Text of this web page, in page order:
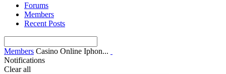
Forums
Members
Recent Posts
Members Casino Online Iphon...
Notifications
Clear all